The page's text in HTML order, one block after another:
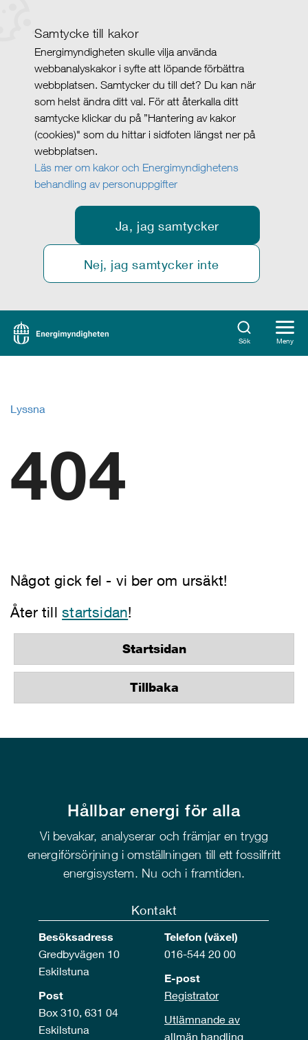
Samtycke till kakor
Energimyndigheten skulle vilja använda
webbanalyskakor i syfte att löpande förbättra
webbplatsen. Samtycker du till det? Du kan när
som helst ändra ditt val. För att återkalla ditt
samtycke klickar du på ”Hantering av kakor
(cookies)" som du hittar i sidfoten längst ner på
webbplatsen.
Läs mer om kakor och Energimyndighetens
behandling av personuppgifter
Ja, jag samtycker
Nej, jag samtycker inte
Sök Meny
Lyssna
404
Något gick fel - vi ber om ursäkt!
Åter tillstartsidan!
Startsidan
Tillbaka
Hållbar energi för alla
Vi bevakar, analyserar och främjar en trygg
energiförsörjning i omställningen till ett fossilfritt
energisystem. Nu och i framtiden.
Kontakt
Besöksadress
Gredbyvägen 10
Eskilstuna
Post
Box 310, 631 04
Eskilstuna
Telefon (växel)
016-544 20 00
E-post
Registrator
Utlämnande av
allmän handling